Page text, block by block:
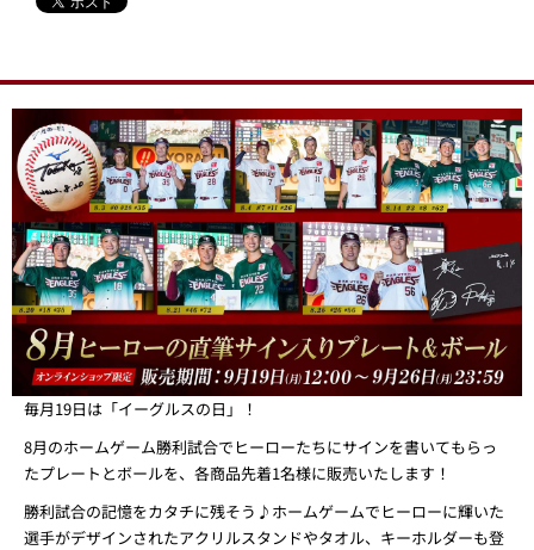
毎月19日は「イーグルスの日」！
8月のホームゲーム勝利試合でヒーローたちにサインを書いてもらっ
たプレートとボールを、各商品先着1名様に販売いたします！
勝利試合の記憶をカタチに残そう♪ホームゲームでヒーローに輝いた
選手がデザインされたアクリルスタンドやタオル、キーホルダーも登